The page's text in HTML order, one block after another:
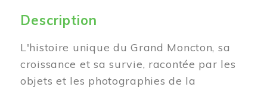
Description
L'histoire unique du Grand Moncton, sa
croissance et sa survie, racontée par les
objets et les photographies de la